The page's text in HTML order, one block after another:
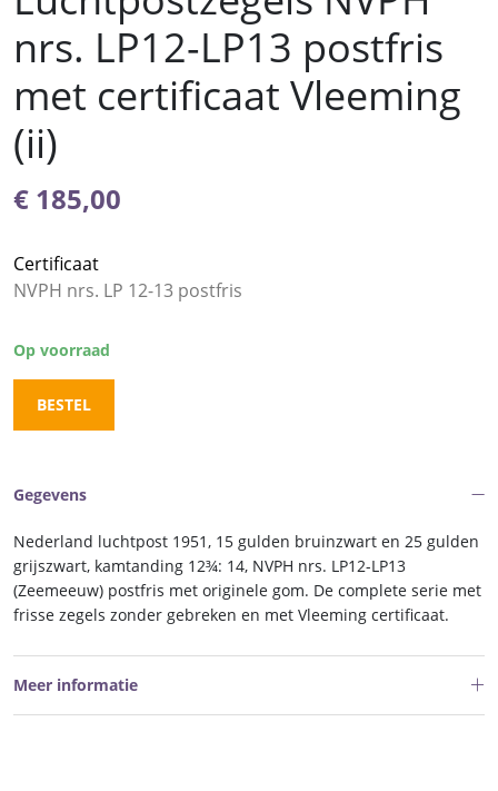
nrs. LP12-LP13 postfris
met certificaat Vleeming
(ii)
€ 185,00
Certificaat
NVPH nrs. LP 12-13 postfris
Op voorraad
BESTEL
Gegevens
Nederland luchtpost 1951, 15 gulden bruinzwart en 25 gulden
grijszwart, kamtanding 12¾: 14, NVPH nrs. LP12-LP13
(Zeemeeuw) postfris met originele gom. De complete serie met
frisse zegels zonder gebreken en met Vleeming certificaat.
Meer informatie